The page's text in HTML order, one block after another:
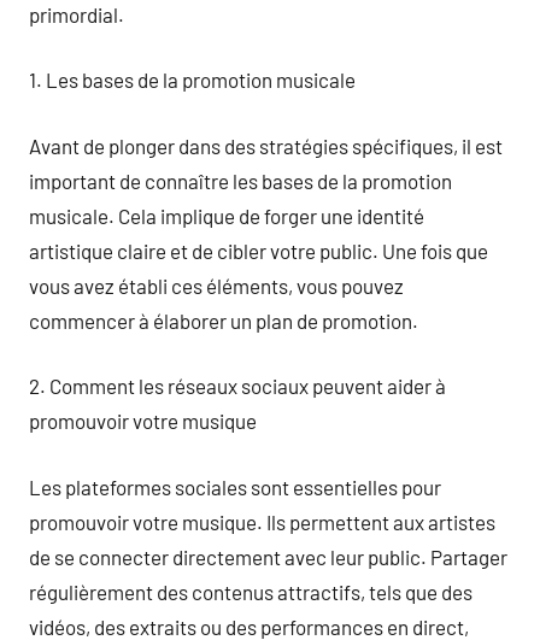
primordial.
1. Les bases de la promotion musicale
Avant de plonger dans des stratégies spécifiques, il est
important de connaître les bases de la promotion
musicale. Cela implique de forger une identité
artistique claire et de cibler votre public. Une fois que
vous avez établi ces éléments, vous pouvez
commencer à élaborer un plan de promotion.
2. Comment les réseaux sociaux peuvent aider à
promouvoir votre musique
Les plateformes sociales sont essentielles pour
promouvoir votre musique. Ils permettent aux artistes
de se connecter directement avec leur public. Partager
régulièrement des contenus attractifs, tels que des
vidéos, des extraits ou des performances en direct,